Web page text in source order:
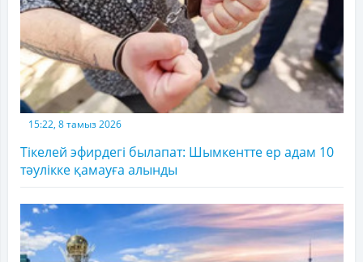
15:22, 8 тамыз 2026
Тікелей эфирдегі былапат: Шымкентте ер адам 10
тәулікке қамауға алынды